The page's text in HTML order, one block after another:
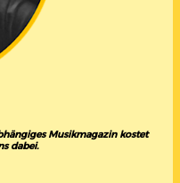
Musikmagazin kostet
dabei.